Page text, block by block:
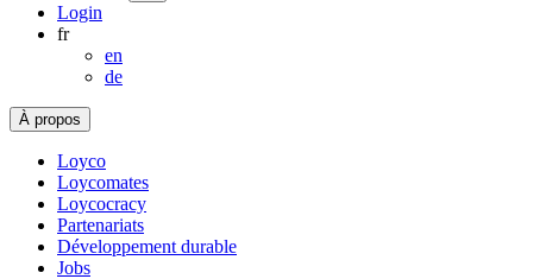
Login
fr
en
de
À propos
Loyco
Loycomates
Loycocracy
Partenariats
Développement durable
Jobs